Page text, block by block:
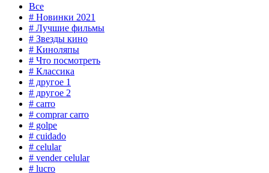
Все
# Новинки 2021
# Лучшие фильмы
# Звезды кино
# Киноляпы
# Что посмотреть
# Классика
# другое 1
# другое 2
# carro
# comprar carro
# golpe
# cuidado
# celular
# vender celular
# lucro